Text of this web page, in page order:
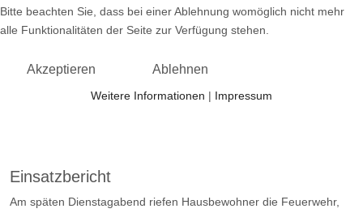
Einsatzbericht
Am späten Dienstagabend riefen Hausbewohner die Feuerwehr,
Bitte beachten Sie, dass bei einer Ablehnung womöglich nicht mehr
alle Funktionalitäten der Seite zur Verfügung stehen.
Akzeptieren Ablehnen
Weitere Informationen | Impressum